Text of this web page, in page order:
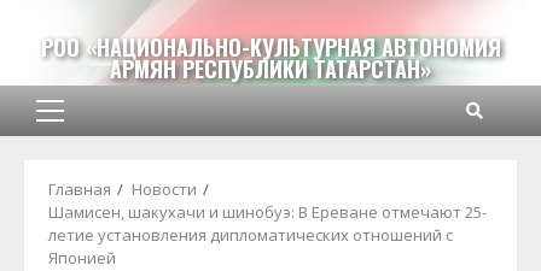
содержимому
РОО «НАЦИОНАЛЬНО-КУЛЬТУРНАЯ АВТОНОМИЯ
АРМЯН РЕСПУБЛИКИ ТАТАРСТАН»
Основное
Главная
Новости
Шамисен, шакухачи и шинобуэ: В Ереване отмечают 25-
летие установления дипломатических отношений с
Японией